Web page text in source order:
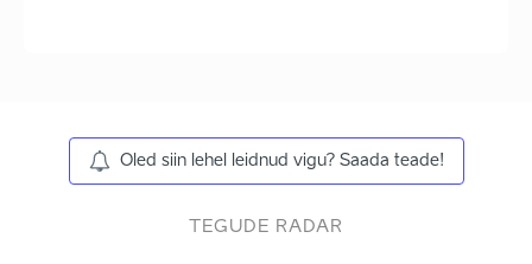
Oled siin lehel leidnud vigu? Saada teade!
TEGUDE RADAR